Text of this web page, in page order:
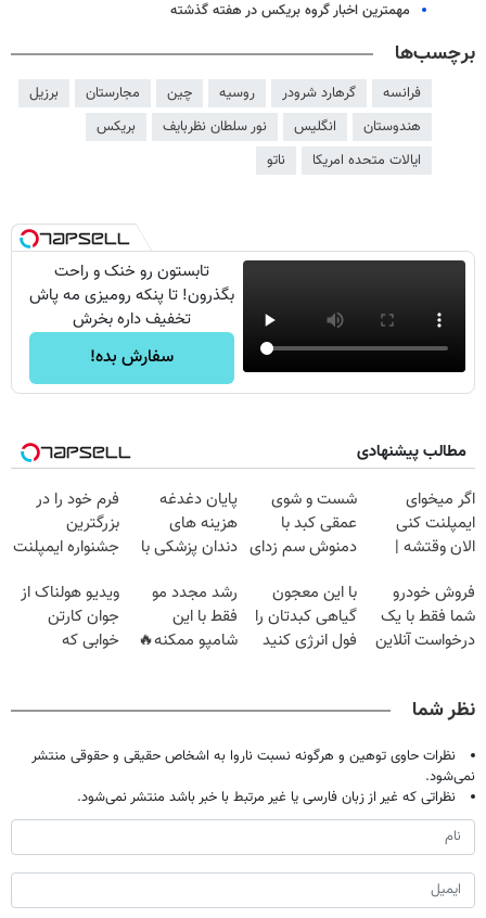
مهمترین اخبار گروه بریکس در هفته گذشته
برچسب‌ها
فرانسه گرهارد شرودر روسیه چین مجارستان
برزیل
هندوستان
انگلیس نور سلطان نظربایف
بریکس
ایالات متحده امریکا
ناتو
تابستون رو خنک و راحت
بگذرون! تا پنکه رومیزی مه پاش
تخفیف داره بخرش
سفارش بده!
مطالب پیشنهادی
اگر میخوای
ایمپلنت کنی
الان وقتشه |
میلیون تومان!!!
شست و شوی
عمقی کبد با
دمنوش سم زدای
پایان دغدغه
هزینه های
دندان پزشکی با
خانگی
فرم خود را در
بزرگترین
جشنواره ایمپلنت
فقط ۲۵ میلیون
فروش خودرو
شما فقط با یک
درخواست آنلاین
با این معجون
گیاهی کبدتان را
فول انرژی کنید
رشد مجدد مو
فقط با این
شامپو ممکنه🔥
ویدیو هولناک از
جوان کارتن
خوابی که
نظر شما
نظرات حاوی توهین و هرگونه نسبت ناروا به اشخاص حقیقی و حقوقی منتشر
نمی‌شود.
نظراتی که غیر از زبان فارسی یا غیر مرتبط با خبر باشد منتشر نمی‌شود.